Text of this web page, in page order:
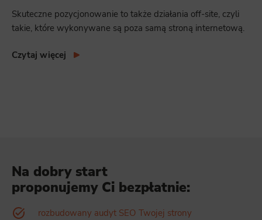
Skuteczne pozycjonowanie to także działania off-site, czyli
takie, które wykonywane są poza samą stroną internetową.
Czytaj więcej
Na dobry start
proponujemy Ci bezpłatnie:
rozbudowany audyt SEO Twojej strony